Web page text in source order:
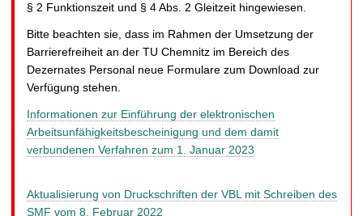
§ 2 Funktionszeit und § 4 Abs. 2 Gleitzeit hingewiesen.
Bitte beachten sie, dass im Rahmen der Umsetzung der
Barrierefreiheit an der TU Chemnitz im Bereich des
Dezernates Personal neue Formulare zum Download zur
Verfügung stehen.
Informationen zur Einführung der elektronischen
Arbeitsunfähigkeitsbescheinigung und dem damit
verbundenen Verfahren zum 1. Januar 2023
Aktualisierung von Druckschriften der VBL mit Schreiben des
SMF vom 8. Februar 2022